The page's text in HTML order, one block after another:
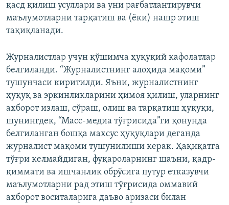
қасд қилиш усуллари ва уни рағбатлантирувчи
маълумотларни тарқатиш ва (ёки) нашр этиш
тақиқланади.
Журналистлар учун қўшимча ҳуқуқий кафолатлар
белгиланди. “Журналистнинг алоҳида мақоми”
тушунчаси киритилди. Яъни, журналистнинг
ҳуқуқ ва эркинликларини ҳимоя қилиш, уларнинг
ахборот излаш, сўраш, олиш ва тарқатиш ҳуқуқи,
шунингдек, “Масс-медиа тўғрисида”ги қонунда
белгиланган бошқа махсус ҳуқуқлари деганда
журналист мақоми тушунилиши керак. Ҳақиқатга
тўғри келмайдиган, фуқароларнинг шаъни, қадр-
қиммати ва ишчанлик обрўсига путур етказувчи
маълумотларни рад этиш тўғрисида оммавий
ахборот воситаларига даъво аризаси билан